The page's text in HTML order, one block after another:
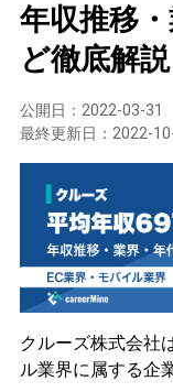
年収推移
ど徹底解説
公開日： 2022-03-31
最終更新日： 2022-
クルーズ株式会社
ル業界に属する企